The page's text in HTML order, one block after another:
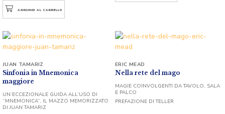
AGGIUNGI AL CARRELLO
Sinfonia in Mnemonica
maggiore
JUAN TAMARIZ
UN’ECCEZIONALE GUIDA ALL’USO DI
“MNEMONICA”, IL MAZZO MEMORIZZATO
DI JUAN TAMARIZ
Nella rete del mago
ERIC MEAD
MAGIE COINVOLGENTI DA TAVOLO, SALA
E PALCO
PREFAZIONE DI TELLER